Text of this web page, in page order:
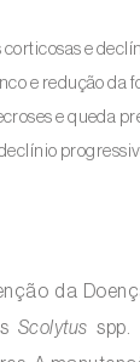
e
e redução da
e queda
da
Scolytus spp.